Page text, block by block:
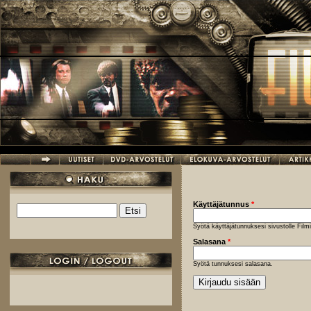
Hyppää pääsisältöön
Hakulomake
Käyttäjätunnus *
Syötä käyttäjätunnuksesi sivustolle
Salasana *
Syötä tunnuksesi salasana.